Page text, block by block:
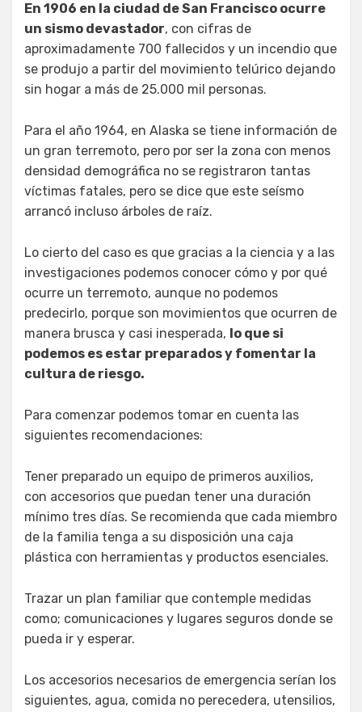
En 1906 en la ciudad de San Francisco ocurre
un sismo devastador, con cifras de
aproximadamente 700 fallecidos y un incendio que
se produjo a partir del movimiento telúrico dejando
sin hogar a más de 25.000 mil personas.
Para el año 1964, en Alaska se tiene información de
un gran terremoto, pero por ser la zona con menos
densidad demográfica no se registraron tantas
víctimas fatales, pero se dice que este seísmo
arrancó incluso árboles de raíz.
Lo cierto del caso es que gracias a la ciencia y a las
investigaciones podemos conocer cómo y por qué
ocurre un terremoto, aunque no podemos
predecirlo, porque son movimientos que ocurren de
manera brusca y casi inesperada, lo que si
podemos es estar preparados y fomentar la
cultura de riesgo.
Para comenzar podemos tomar en cuenta las
siguientes recomendaciones:
Tener preparado un equipo de primeros auxilios,
con accesorios que puedan tener una duración
mínimo tres días. Se recomienda que cada miembro
de la familia tenga a su disposición una caja
plástica con herramientas y productos esenciales.
Trazar un plan familiar que contemple medidas
como; comunicaciones y lugares seguros donde se
pueda ir y esperar.
Los accesorios necesarios de emergencia serían los
siguientes, agua, comida no perecedera, utensilios,